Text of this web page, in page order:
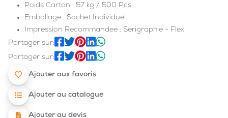
Poids Carton : 57 kg / 500 Pcs
Emballage : Sachet Individuel
Impression Recommandee : Serigraphie - Flex
Partager sur:
Partager sur:
Ajouter aux favoris
Ajouter au catalogue
Ajouter au devis